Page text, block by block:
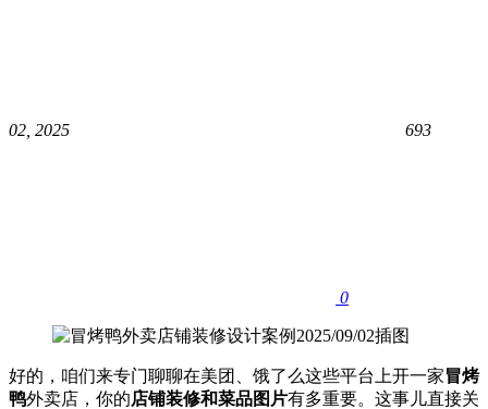
02, 2025 693
0
好的，咱们来专门聊聊在美团、饿了么这些平台上开一家冒烤
鸭外卖店，你的店铺装修和菜品图片有多重要。这事儿直接关